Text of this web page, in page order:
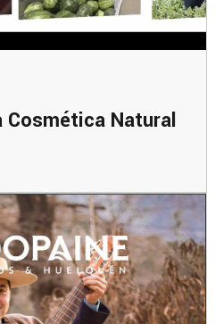
Cosmética Natural